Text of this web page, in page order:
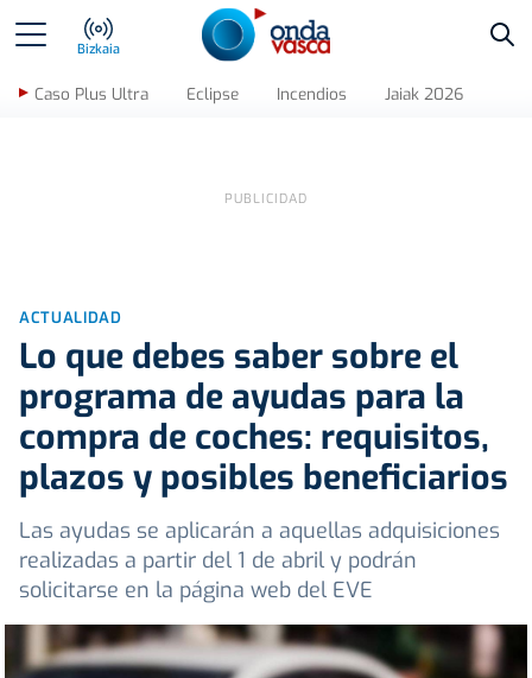
Bizkaia
Caso Plus Ultra Eclipse Incendios Jaiak 2026
ACTUALIDAD
Lo que debes saber sobre el
programa de ayudas para la
compra de coches: requisitos,
plazos y posibles beneficiarios
Las ayudas se aplicarán a aquellas adquisiciones
realizadas a partir del 1 de abril y podrán
solicitarse en la página web del EVE